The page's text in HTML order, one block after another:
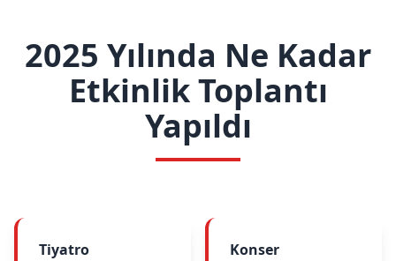
2025 Yılında Ne Kadar
Etkinlik Toplantı
Yapıldı
Tiyatro
Konser